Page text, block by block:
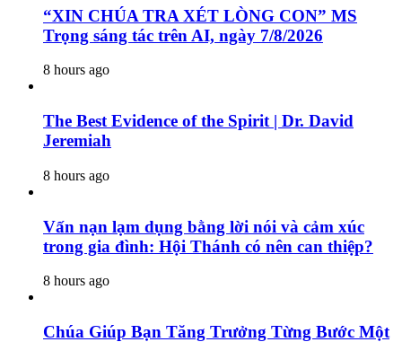
“XIN CHÚA TRA XÉT LÒNG CON” MS
Trọng sáng tác trên AI, ngày 7/8/2026
8 hours ago
The Best Evidence of the Spirit | Dr. David
Jeremiah
8 hours ago
Vấn nạn lạm dụng bằng lời nói và cảm xúc
trong gia đình: Hội Thánh có nên can thiệp?
8 hours ago
Chúa Giúp Bạn Tăng Trưởng Từng Bước Một